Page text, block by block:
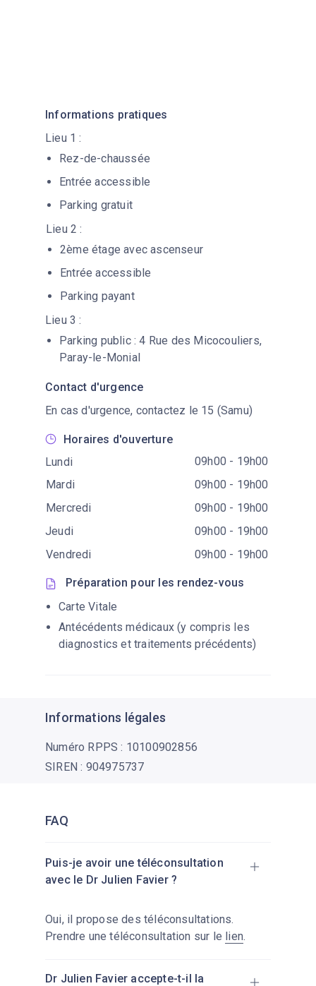
Entrée accessible
Parking gratuit
Rez-de-chaussée
Lieu 1 :
Entrée accessible
Parking payant
2ème étage avec ascenseur
Lieu 2 :
Parking public : 4 Rue des Micocouliers,
Paray-le-Monial
Lieu 3 :
Contact d'urgence
Informations pratiques
En cas d'urgence, contactez le 15 (Samu)
Antécédents médicaux (y compris les
diagnostics et traitements précédents)
Carte Vitale
Vendredi
Jeudi
09h00 - 19h00
09h00 - 19h00
09h00 - 19h00
09h00 - 19h00
09h00 - 19h00
Mercredi
Mardi
Lundi
Préparation pour les rendez-vous
Horaires d'ouverture
Informations légales
Numéro RPPS : 10100902856
SIREN : 904975737
FAQ
Puis-je avoir une téléconsultation
avec le Dr Julien Favier ?
Oui, il propose des téléconsultations.
Prendre une téléconsultation sur le lien.
Dr Julien Favier accepte-t-il la